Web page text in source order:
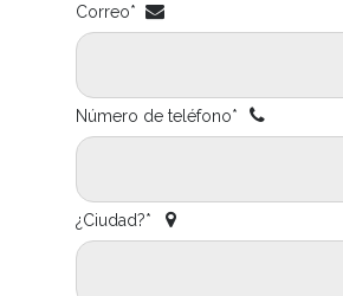
Correo*
Número de teléfono*
¿Ciudad?*